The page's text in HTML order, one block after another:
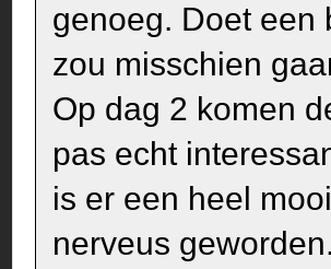
genoeg. Doet een
zou misschien
Op dag 2 komen
pas echt
is er een heel
nerveus